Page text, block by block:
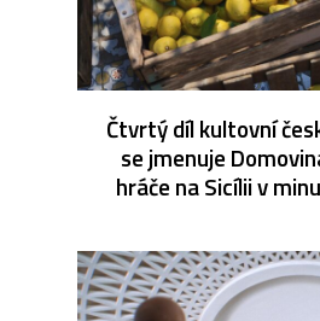
Čtvrtý díl kultovní
se jmenuje
hráče na Sicílii v